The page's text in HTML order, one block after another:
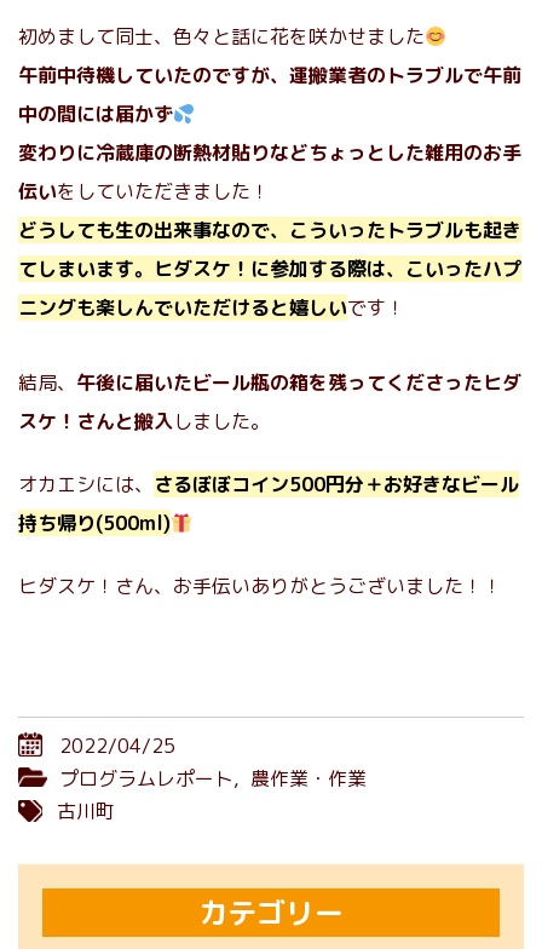
初めまして同士、色々と話に花を咲かせました
午前中待機していたのですが、運搬業者のトラブルで午前
中の間には届かず
変わりに冷蔵庫の断熱材貼りなどちょっとした雑用のお手
伝いをしていただきました！
どうしても生の出来事なので、こういったトラブルも起き
てしまいます。ヒダスケ！に参加する際は、こいったハプ
ニングも楽しんでいただけると嬉しいです！
結局、 午後に届いたビール瓶の箱を残ってくださったヒダ
スケ！さんと搬入しました。
オカエシには、 さるぼぼコイン500円分＋お好きなビール
持ち帰り(500ml)
ヒダスケ！さん、お手伝いありがとうございました！！
2022/04/25
プログラムレポート, 農作業・作業
古川町
カテゴリー